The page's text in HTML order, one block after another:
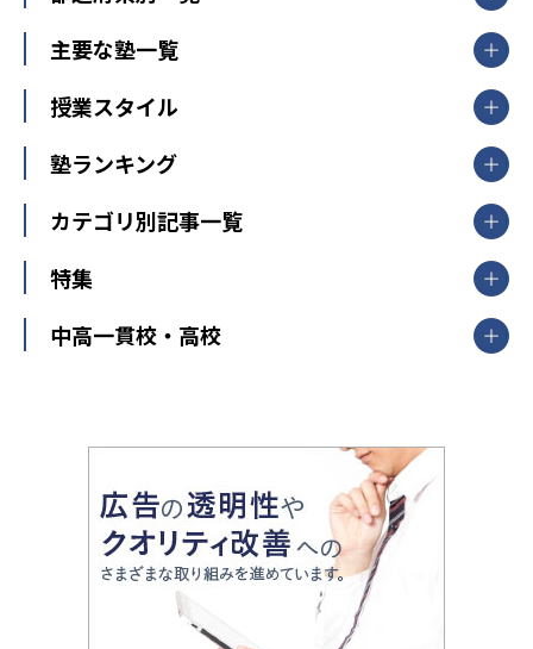
北海道・東北
山形県
福島県
関東
東京都
神奈川県
茨城県
栃木県
群馬県
新潟県
中部
愛知県
静岡県
長野県
大阪府
兵庫県 京都府 奈良県
和歌山県
鳥取県
島根県 岡山県 広島県
香川県
高知県
主要な塾一覧
【掲載塾一覧を見る】
東京個別指導学院
明光義塾
個別教室のトライ
武田塾
授業スタイル
個別指導
オンライン指導
塾ランキング
中学受験ランキング
カテゴリ別記事一覧
中学受験
大学受験
教育全般
大学受験塾の選び方
中学受験に熱心な市区町村ランキング
小学校受験
家庭教師
特集
開成番長直伝！子どもの受験を成功させる方法
運動と遊びを考える
情報Ⅰ、数学が苦手な人注目！最短距離の学力
アップ法
悩み多き「大学受験」相談室
英語・英会話・英検対策
小学校教師が解説！中学受験のリアル
中高一貫校・高校
大学入試改革
ママテクエグザム
進化する中高一貫校・高校